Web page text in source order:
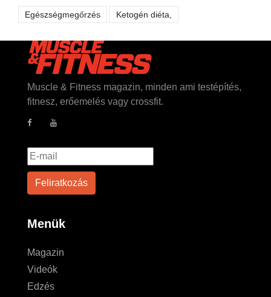
Egészségmegőrzés Ketogén diéta,
Muscle & Fitness magazin, minden ami testépítés,
fitnesz, erőemelés vagy crossfit.
Menük
Magazin
Videók
Edzés